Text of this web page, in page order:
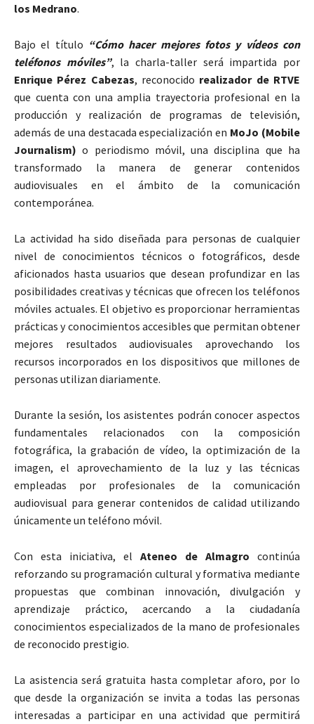
los Medrano.
Bajo el título “Cómo hacer mejores fotos y vídeos con
teléfonos móviles”, la charla-taller será impartida por
Enrique Pérez Cabezas, reconocido realizador de RTVE
que cuenta con una amplia trayectoria profesional en la
producción y realización de programas de televisión,
además de una destacada especialización en MoJo (Mobile
Journalism) o periodismo móvil, una disciplina que ha
transformado la manera de generar contenidos
audiovisuales en el ámbito de la comunicación
contemporánea.
La actividad ha sido diseñada para personas de cualquier
nivel de conocimientos técnicos o fotográficos, desde
aficionados hasta usuarios que desean profundizar en las
posibilidades creativas y técnicas que ofrecen los teléfonos
móviles actuales. El objetivo es proporcionar herramientas
prácticas y conocimientos accesibles que permitan obtener
mejores resultados audiovisuales aprovechando los
recursos incorporados en los dispositivos que millones de
personas utilizan diariamente.
Durante la sesión, los asistentes podrán conocer aspectos
fundamentales relacionados con la composición
fotográfica, la grabación de vídeo, la optimización de la
imagen, el aprovechamiento de la luz y las técnicas
empleadas por profesionales de la comunicación
audiovisual para generar contenidos de calidad utilizando
únicamente un teléfono móvil.
Con esta iniciativa, el Ateneo de Almagro continúa
reforzando su programación cultural y formativa mediante
propuestas que combinan innovación, divulgación y
aprendizaje práctico, acercando a la ciudadanía
conocimientos especializados de la mano de profesionales
de reconocido prestigio.
La asistencia será gratuita hasta completar aforo, por lo
que desde la organización se invita a todas las personas
interesadas a participar en una actividad que permitirá